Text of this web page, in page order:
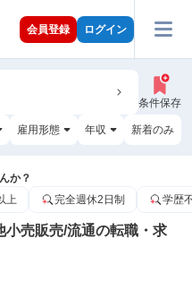
会員登録 ログイン
条件保存
雇用形態 年収 新着のみ
か？
上 完全週休2日制 学歴
売販売/流通の転職・求